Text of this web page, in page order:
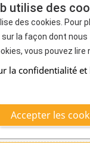

Taille : XXL |
utilise des
des cookies. Pour
la façon dont nous
vous pouvez lire
la confidentialité et
Accepter les